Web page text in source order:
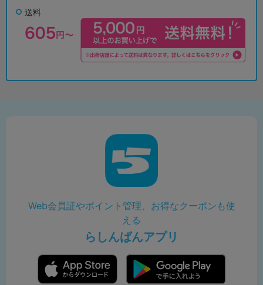
送料
Web会員証やポイント管理、お得なクーポンも使
える
らしんばんアプリ